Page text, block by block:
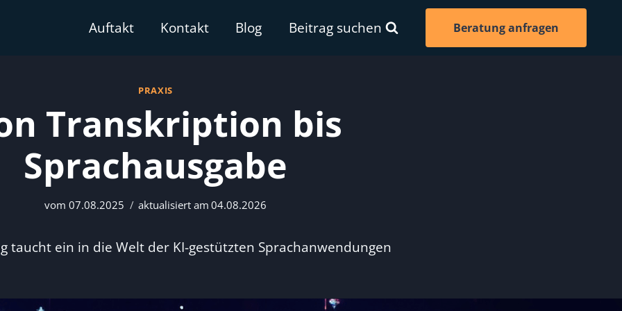
Auftakt Kontakt Blog Beitrag suchen Beratung anfragen
PRAXIS
Transkription bis
Sprachausgabe
vom 07.08.2025 aktualisiert am 04.08.2026
taucht ein in die Welt der KI-gestützten Sprachanwendungen